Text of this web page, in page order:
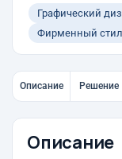
Графический
Фирменный
Описание Решение
Описание